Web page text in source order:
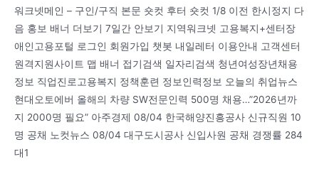
워크넷메인 – 구인/구직 본문 숏컷 후터 숏컷 1/8 이전 한시정지 다
음 홍보 배너 더보기 7일간 안보기 지역워크넷 고용복지+센터장
애인고용포털 로그인 회원가입 챗봇 내일레터 이용안내 고객센터
원격지원사이트 맵 배너 접기검색 일자리검색 청년여성장년채용
정보 직업진로고용복지 정책훈련 정보인력정보 오늘의 취업뉴스
현대오토에버 올해의 차량 SW전문인력 500명 채용…”2026년까
지 2000명 필요” 아주경제 08/04 한국해양진흥공사 신규직원 10
명 공채 노컷뉴스 08/04 대구도시공사 신입사원 공채 경쟁률 284
대1